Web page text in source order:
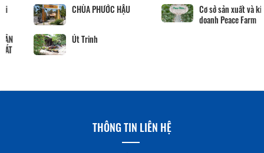
CHÙA PHƯỚC HẬU
Cơ sở sản xuất và kinh
doanh Peace Farm
Út Trinh
THÔNG TIN LIÊN HỆ